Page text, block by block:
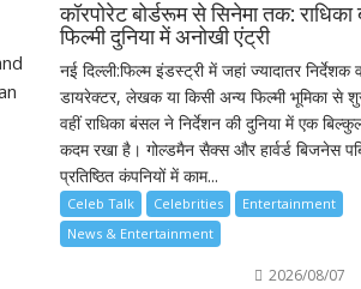
कॉरपोरेट बोर्डरूम से सिनेमा तक:
फिल्मी दुनिया में अनोखी एंट्री
नई दिल्ली:फिल्म इंडस्ट्री में जहां ज्यादातर निर्देशक
डायरेक्टर, लेखक या किसी अन्य फिल्मी भूमिका
वहीं राधिका बंसल ने निर्देशन की दुनिया में एक
कदम रखा है। गोल्डमैन सैक्स और हार्वर्ड बिजनेस
प्रतिष्ठित कंपनियों में काम...
Celeb Talk Celebrities
Entertainment
News & Entertainment
2026/08/07